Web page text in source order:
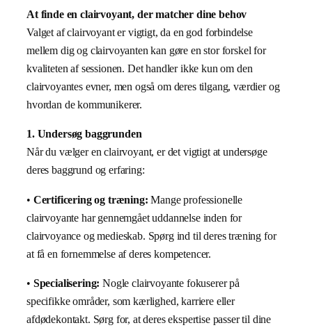
At finde en clairvoyant, der matcher dine behov
Valget af clairvoyant er vigtigt, da en god forbindelse
mellem dig og clairvoyanten kan gøre en stor forskel for
kvaliteten af sessionen. Det handler ikke kun om den
clairvoyantes evner, men også om deres tilgang, værdier og
hvordan de kommunikerer.
1. Undersøg baggrunden
Når du vælger en clairvoyant, er det vigtigt at undersøge
deres baggrund og erfaring:
• Certificering og træning: Mange professionelle
clairvoyante har gennemgået uddannelse inden for
clairvoyance og medieskab. Spørg ind til deres træning for
at få en fornemmelse af deres kompetencer.
• Specialisering: Nogle clairvoyante fokuserer på
specifikke områder, som kærlighed, karriere eller
afdødekontakt. Sørg for, at deres ekspertise passer til dine